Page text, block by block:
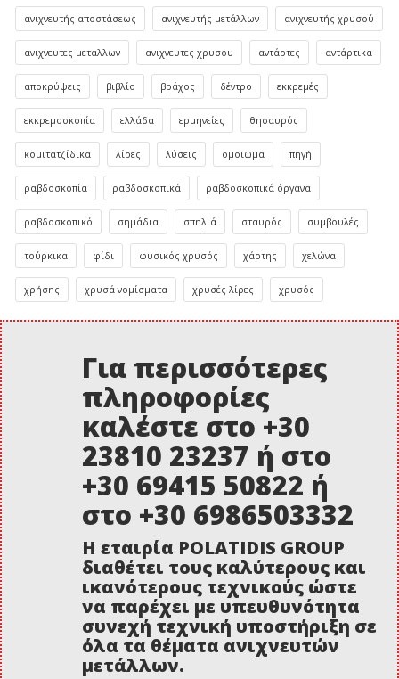
ανιχνευτής αποστάσεως ανιχνευτής μετάλλων ανιχνευτής χρυσού
ανιχνευτες μεταλλων ανιχνευτες χρυσου αντάρτες αντάρτικα
αποκρύψεις βιβλίο βράχος δέντρο εκκρεμές
εκκρεμοσκοπία ελλάδα ερμηνείες θησαυρός
κομιτατζίδικα λίρες λύσεις ομοιωμα πηγή
ραβδοσκοπία ραβδοσκοπικά ραβδοσκοπικά όργανα
ραβδοσκοπικό σημάδια σπηλιά σταυρός συμβουλές
τούρκικα φίδι φυσικός χρυσός χάρτης χελώνα
χρήσης χρυσά νομίσματα χρυσές λίρες χρυσός
Για περισσότερες
πληροφορίες
καλέστε στο +30
23810 23237 ή στο
+30 69415 50822 ή
στο +30 6986503332
Η εταιρία POLATIDIS GROUP
διαθέτει τους καλύτερους και
ικανότερους τεχνικούς ώστε
να παρέχει με υπευθυνότητα
συνεχή τεχνική υποστήριξη σε
όλα τα θέματα ανιχνευτών
μετάλλων.